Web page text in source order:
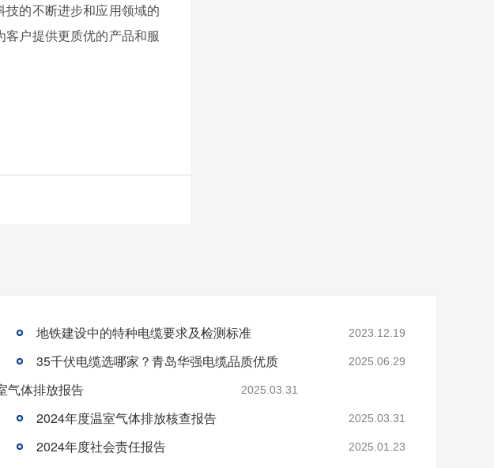
的不断进步和应用领域的
户提供更质优的产品和服
地铁建设中的特种电缆要求及检测标准 2023.12.19
35千伏电缆选哪家？青岛华强电缆品质优质 2025.06.29
气体排放报告 2025.03.31
2024年度温室气体排放核查报告 2025.03.31
2024年度社会责任报告 2025.01.23